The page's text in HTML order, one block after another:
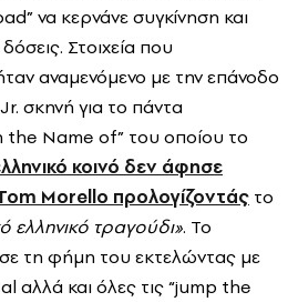
” να κερνάνε συγκίνηση και
Στοιχεία που
αναμενόμενο με την επάνοδο
Jr. σκηνή για το πάντα
the Name of” του οποίου το
κοινό δεν άφησε
Morello προλογίζοντάς το
ελληνικό τραγούδι». Το
τη φήμη του εκτελώντας με
αλλά και όλες τις “jump the